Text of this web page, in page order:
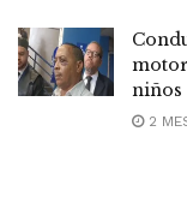
niños
2